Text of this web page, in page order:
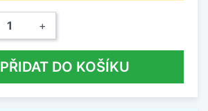
+
PŘIDAT DO KOŠÍKU